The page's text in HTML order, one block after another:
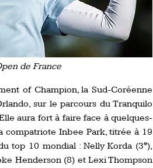
de France
of Champion, la Sud-Coréenne
sur le parcours du Tranquilo
aura fort à faire face à quelques-
compatriote Inbee Park, titrée à 19
top 10 mondial : Nelly Korda (3e),
Henderson (8) et Lexi Thompson